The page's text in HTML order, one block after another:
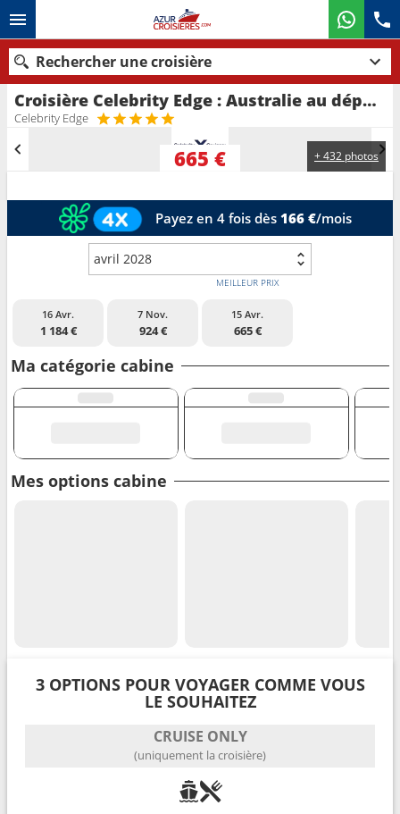
Croisière Celebrity Edge : Australie au départ de Sydney
Celebrity Edge
+ 432 photos
665 €
Payez en 4 fois dès 166 €/mois
avril 2028
16 Avr.
1 184 €
7 Nov.
924 €
MEILLEUR PRIX
15 Avr.
665 €
Ma catégorie cabine
Mes options cabine
3 OPTIONS POUR VOYAGER COMME VOUS
LE SOUHAITEZ
CRUISE ONLY
(uniquement la croisière)
Rechercher une croisière
Nos destinations
Rechercher